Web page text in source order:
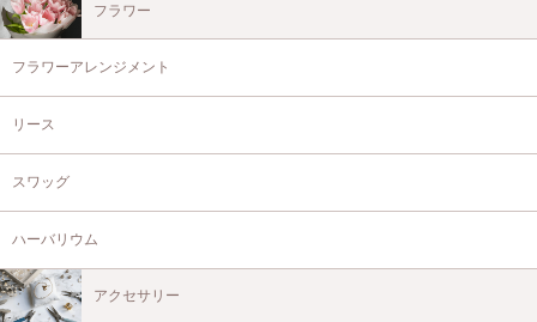
フラワー
フラワーアレンジメント
リース
スワッグ
ハーバリウム
アクセサリー